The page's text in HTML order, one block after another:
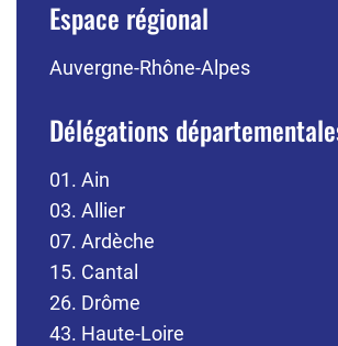
Espace régional
Auvergne-Rhône-Alpes
Délégations
01. Ain
03. Allier
07. Ardèche
15. Cantal
26. Drôme
43. Haute-Loire